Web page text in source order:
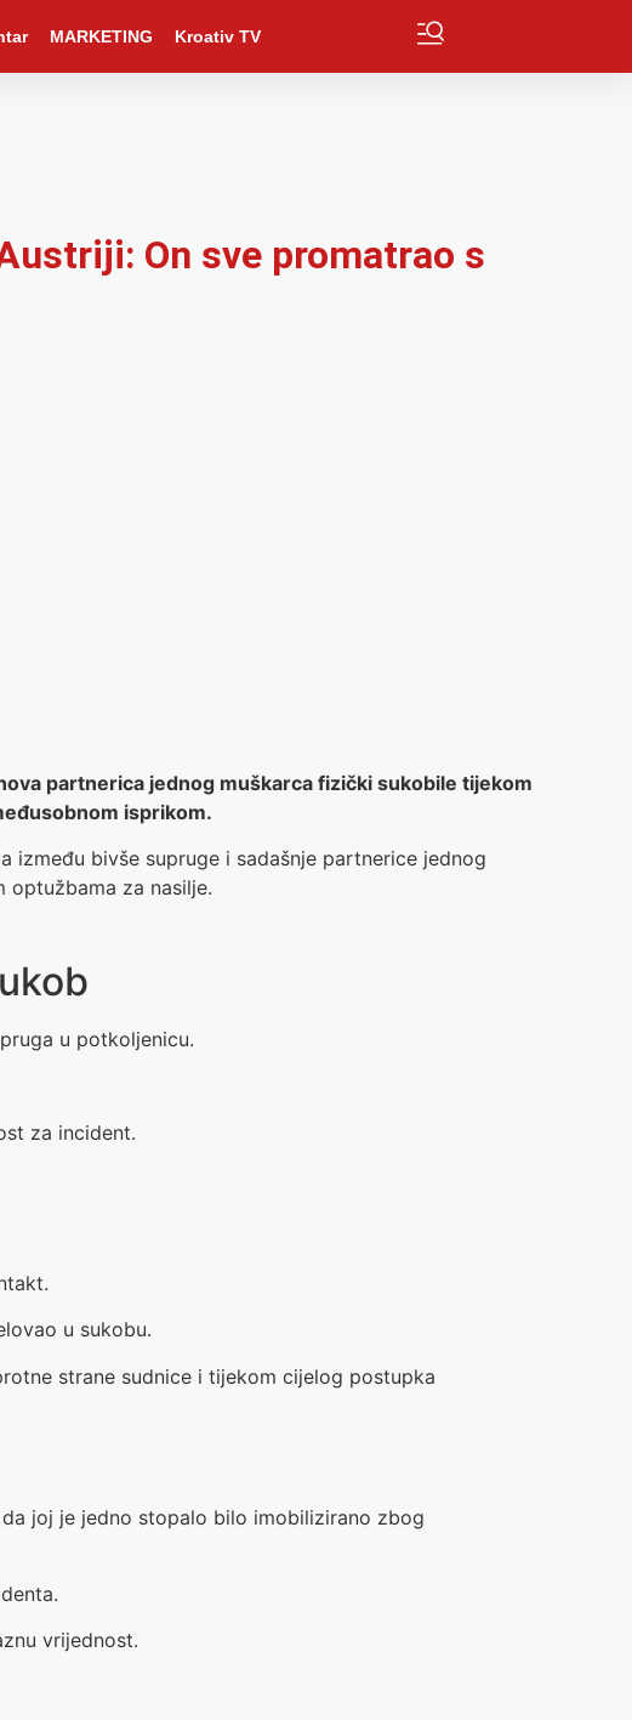
MARKETING Kroativ TV
On sve promatrao s
partnerica jednog muškarca fizički sukobile tijekom
isprikom.
između bivše supruge i sadašnje partnerice jednog
optužbama za nasilje.
u potkoljenicu.
za incident.
u sukobu.
strane sudnice i tijekom cijelog postupka
joj je jedno stopalo bilo imobilizirano zbog
vrijednost.